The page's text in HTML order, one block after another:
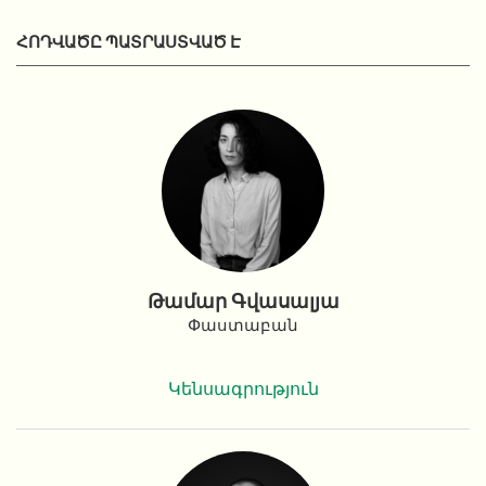
ՀՈԴՎԱԾԸ ՊԱՏՐԱՍՏՎԱԾ Է
Թամար Գվասալյա
Փաստաբան
Կենսագրություն